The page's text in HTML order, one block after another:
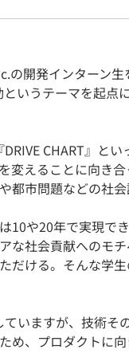
開発インターン生
いうテーマを起点
CHART』と
変えることに向き
都市問題などの社
10や20年で実現で
な社会貢献へのモ
だける。そんな学
ていますが、技術
め、プロダクトに向